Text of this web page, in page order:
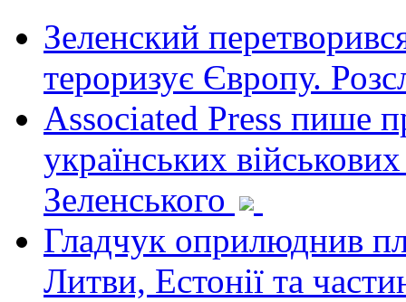
Зеленский
тероризує Європу.
Associated Press пише
українських
Зеленського
Гладчук оприлюднив
Литви, Естонії та